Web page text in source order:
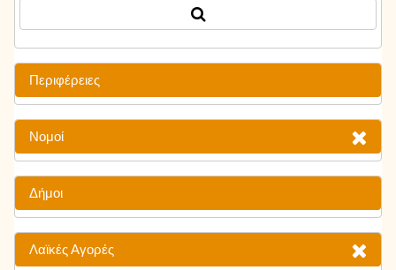
Περιφέρειες
Νομοί
Δήμοι
Λαϊκές Αγορές